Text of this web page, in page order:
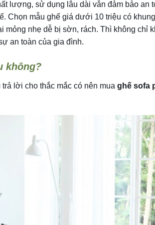
lượng, sử dụng lâu dài vẫn đảm bảo an
Chọn mẫu ghế giá dưới 10 triệu có
nhẹ dễ bị sờn, rách. Thì không chỉ
an toàn của gia đình.
không?
lời cho thắc mắc có nên mua ghế sofa